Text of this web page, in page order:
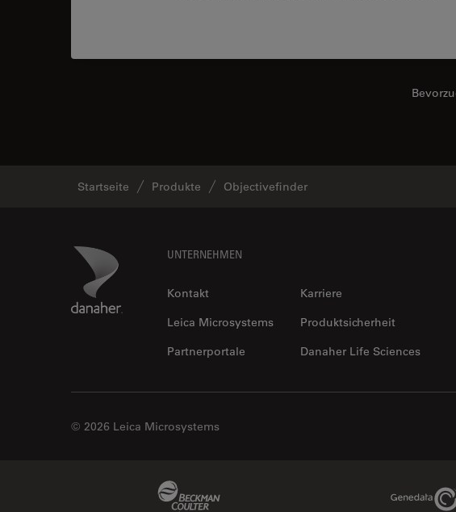
Startseite Produkte Objectivefinder
Danaher Logo UNTERNEHMEN
Kontakt
Karriere
Leica Microsystems
Produktsicherheit
Partnerportale
Danaher Life Sciences
© 2026 Leica Microsystems